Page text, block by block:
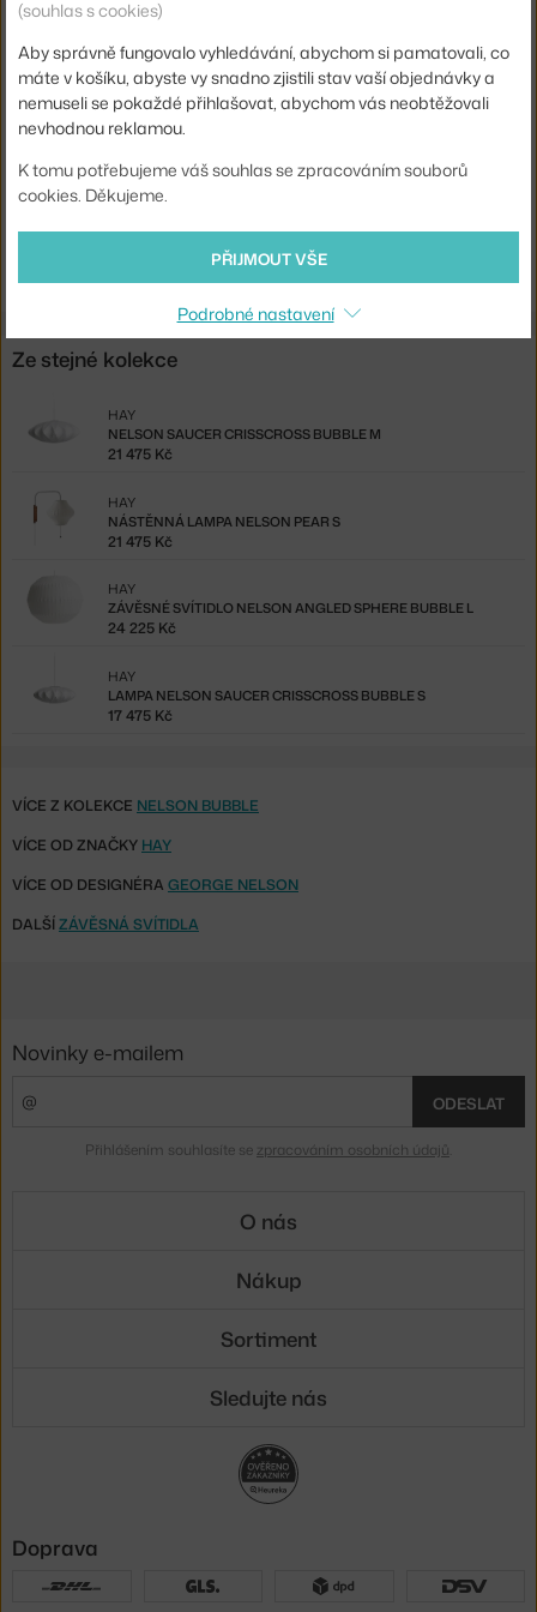
Zdroj součástí:
Max Watt (LED):
60 W
EAN
5710441274933
Shopping from the EU? Switch toNelson Ball S
Ze stejné kolekce
NELSON SAUCER CRISSCROSS BUBBLE M
HAY
21 475 Kč
NÁSTĚNNÁ LAMPA NELSON PEAR S
HAY
21 475 Kč
ZÁVĚSNÉ SVÍTIDLO NELSON ANGLED SPHERE BUBBLE L
HAY
24 225 Kč
LAMPA NELSON SAUCER CRISSCROSS BUBBLE S
HAY
17 475 Kč
VÍCE Z KOLEKCE NELSON BUBBLE
VÍCE OD ZNAČKY HAY
VÍCE OD DESIGNÉRA GEORGE NELSON
DALŠÍZÁVĚSNÁ SVÍTIDLA
(souhlas s cookies)
Aby správně fungovalo vyhledávání, abychom si pamatovali, co
máte v košíku, abyste vy snadno zjistili stav vaší objednávky a
nemuseli se pokaždé přihlašovat, abychom vás neobtěžovali
nevhodnou reklamou.
K tomu potřebujeme váš souhlas se zpracováním souborů
cookies. Děkujeme.
PŘIJMOUT VŠE
Podrobné nastavení
Novinky e-mailem
ODESLAT
Přihlášením souhlasíte se zpracováním osobních údajů
O nás
Nákup
Sortiment
Sledujte nás
Doprava